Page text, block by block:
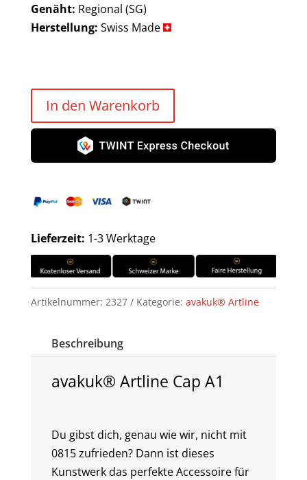
Genäht: Regional (SG)
Herstellung: Swiss Made
In den Warenkorb
Lieferzeit: 1-3 Werktage
Artikelnummer: 2327 Kategorie: avakuk® Artline
Beschreibung
avakuk® Artline Cap A1
Du gibst dich, genau wie wir, nicht mit
0815 zufrieden? Dann ist dieses
Kunstwerk das perfekte Accessoire für